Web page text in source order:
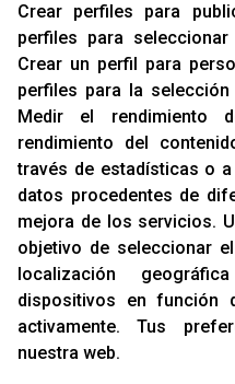
Sobre Nosotros
Cookies
OFICINAS
Edificio París - Oficina 18
CONTACTO
T. (+34)
Crear perfiles para
perfiles para
Crear un perfil para
perfiles para la
Medir el rendimiento
rendimiento del
través de estadísticas o
datos procedentes de
mejora de los servicios.
objetivo de seleccionar
localización
dispositivos en función
activamente.Tus
nuestra web.